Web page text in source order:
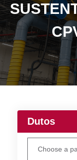
Dutos